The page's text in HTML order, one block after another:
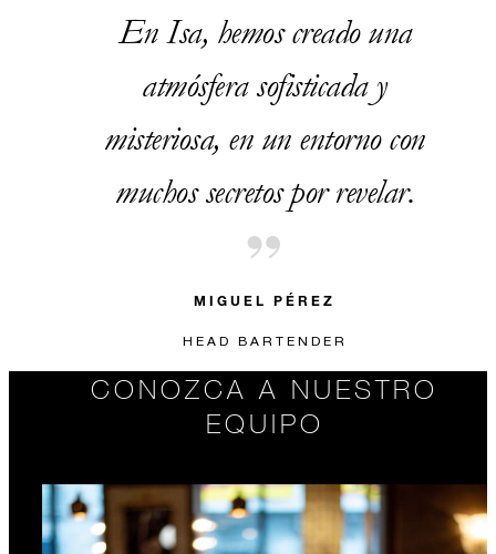
En Isa, hemos creado una
atmósfera sofisticada y
misteriosa, en un entorno con
muchos secretos por revelar.
MIGUEL PÉREZ
HEAD BARTENDER
CONOZCA A NUESTRO
EQUIPO